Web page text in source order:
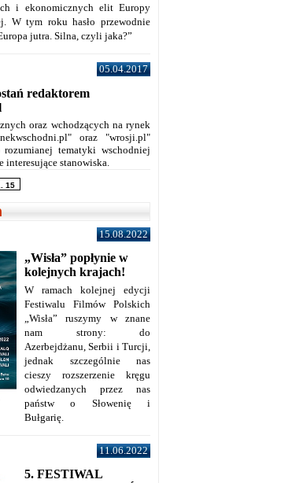
i ekonomicznych elit Europy
W tym roku hasło przewodnie
jutra. Silna, czyli jaka?”
05.04.2017
redaktorem
oraz wchodzących na rynek
oraz "wrosji.pl"
rozumianej tematyki wschodniej
interesujące stanowiska.
15
15.08.2022
„Wisła” popłynie w
kolejnych krajach!
W ramach kolejnej edycji
Festiwalu Filmów Polskich
„Wisła” ruszymy w znane
nam strony: do
Azerbejdżanu, Serbii i Turcji,
jednak szczególnie nas
cieszy rozszerzenie kręgu
odwiedzanych przez nas
państw o Słowenię i
Bułgarię.
11.06.2022
5. FESTIWAL